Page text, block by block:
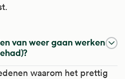
van weer gaan werken
waarom het prettig